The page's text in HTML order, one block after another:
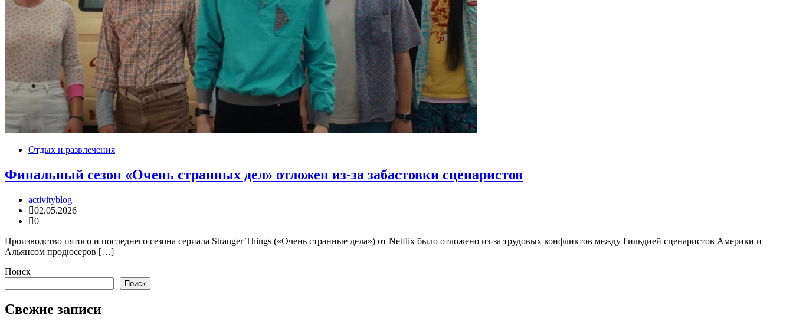
Отдых и развлечения
Финальный сезон «Очень странных дел» отложен из-за забастовки сценаристов
activityblog
02.05.2026
0
Производство пятого и последнего сезона сериала Stranger Things («Очень странные дела») от Netflix было отложено из-за трудовых конфликтов между Гильдией сценаристов Америки и
Альянсом продюсеров […]
Поиск
Поиск
Свежие записи